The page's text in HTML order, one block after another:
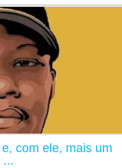
com ele, mais um
...